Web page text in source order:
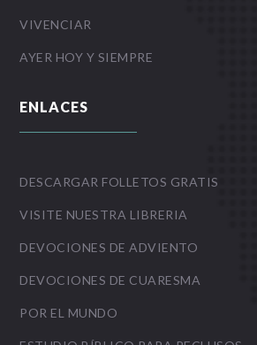
VIVENCIAR
AYER HOY Y SIEMPRE
ENLACES
DESCARGAR FOLLETOS GRATIS
VISITE NUESTRA LIBRERIA
DEVOCIONES DE ADVIENTO
DEVOCIONES DE CUARESMA
POR EL MUNDO